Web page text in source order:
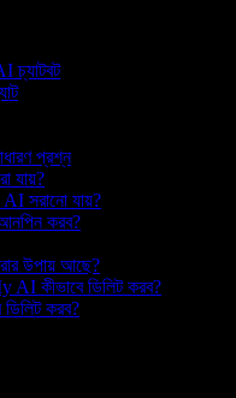
চ্যাটবট
প্রশ্ন
যায়?
সরানো যায়?
করব?
উপায় আছে?
কীভাবে ডিলিট করব?
করব?